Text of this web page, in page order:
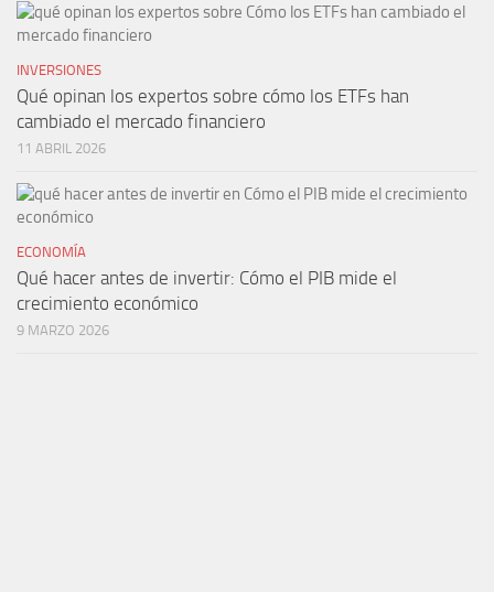
INVERSIONES
Qué opinan los expertos sobre cómo los ETFs han
cambiado el mercado financiero
11 ABRIL 2026
ECONOMÍA
Qué hacer antes de invertir: Cómo el PIB mide el
crecimiento económico
9 MARZO 2026